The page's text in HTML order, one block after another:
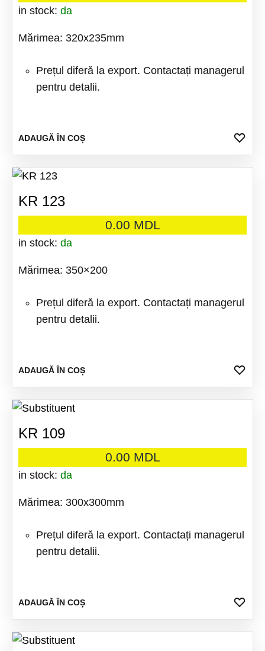
in stock: da
Mărimea: 320x235mm
Prețul diferă la export. Contactați managerul
pentru detalii.
ADAUGĂ ÎN COȘ
KR 123
0.00 MDL
in stock: da
Mărimea: 350×200
Prețul diferă la export. Contactați managerul
pentru detalii.
ADAUGĂ ÎN COȘ
KR 109
0.00 MDL
in stock: da
Mărimea: 300x300mm
Prețul diferă la export. Contactați managerul
pentru detalii.
ADAUGĂ ÎN COȘ